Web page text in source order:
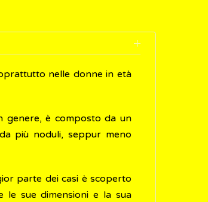
nelle donne in età
genere, è composto da un
più noduli, seppur meno
parte dei casi è scoperto
le sue dimensioni e la sua